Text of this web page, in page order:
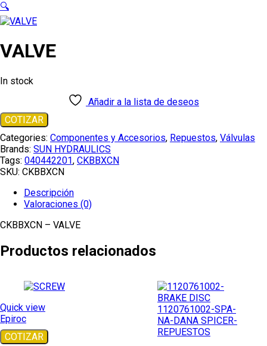
🔍
VALVE
In stock
Añadir a la lista de deseos
COTIZAR
Categories: Componentes y Accesorios, Repuestos, Válvulas
Brands: SUN HYDRAULICS
Tags: 040442201, CKBBXCN
SKU: CKBBXCN
Descripción
Valoraciones (0)
CKBBXCN – VALVE
Productos relacionados
Quick view
Epiroc
COTIZAR